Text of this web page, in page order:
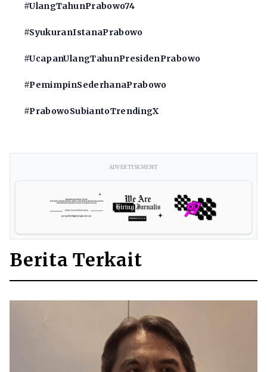
#UlangTahunPrabowo74
#SyukuranIstanaPrabowo
#UcapanUlangTahunPresidenPrabowo
#PemimpinSederhanaPrabowo
#PrabowoSubiantoTrendingX
ADVERTISEMENT
Berita Terkait